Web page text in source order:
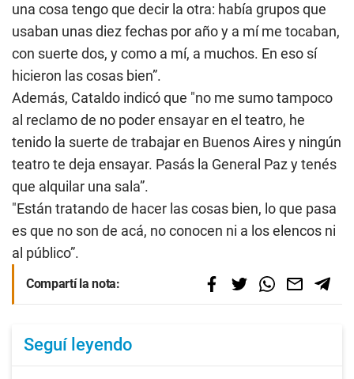
una cosa tengo que decir la otra: había grupos que
usaban unas diez fechas por año y a mí me tocaban,
con suerte dos, y como a mí, a muchos. En eso sí
hicieron las cosas bien”.
Además, Cataldo indicó que "no me sumo tampoco
al reclamo de no poder ensayar en el teatro, he
tenido la suerte de trabajar en Buenos Aires y ningún
teatro te deja ensayar. Pasás la General Paz y tenés
que alquilar una sala”.
"Están tratando de hacer las cosas bien, lo que pasa
es que no son de acá, no conocen ni a los elencos ni
al público”.
Compartí la nota:
Seguí leyendo